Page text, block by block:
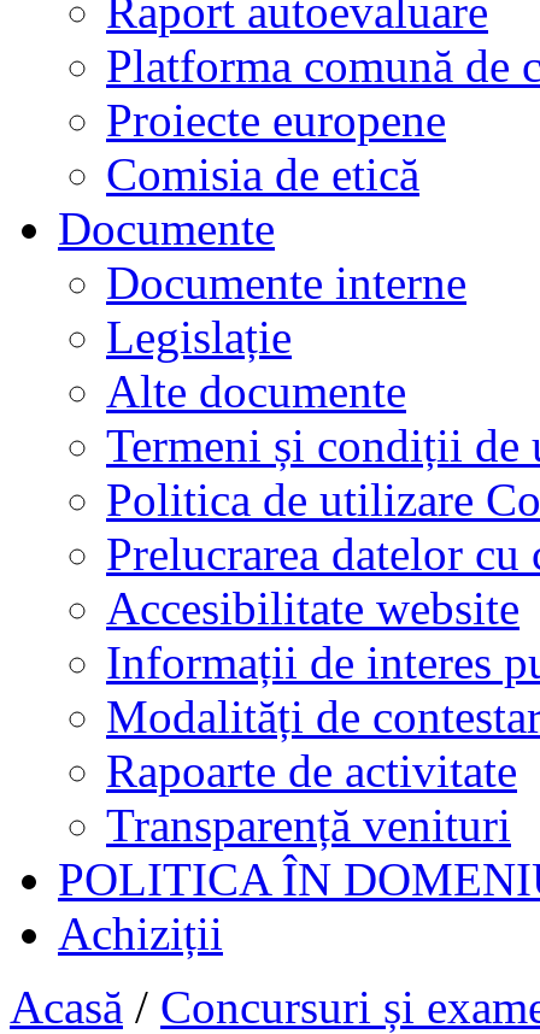
Raport autoevaluare
Platforma comună de
Proiecte europene
Comisia de etică
Documente
Documente interne
Legislație
Alte documente
Termeni și condiții de
Politica de utilizare
Prelucrarea datelor cu
Accesibilitate website
Informații de interes
Modalități de
Rapoarte de activitate
Transparență venituri
POLITICA ÎN
Achiziții
Acasă / Concursuri și